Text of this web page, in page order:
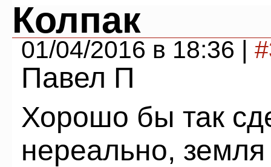
Колпак
01/04/2016 в 18:36 |
Павел П
Хорошо бы так
нереально,